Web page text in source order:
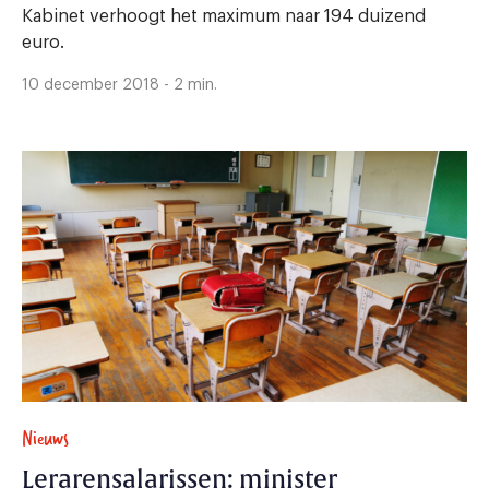
Kabinet verhoogt het maximum naar 194 duizend
euro.
10 december 2018 - 2 min.
Nieuws
Lerarensalarissen: minister